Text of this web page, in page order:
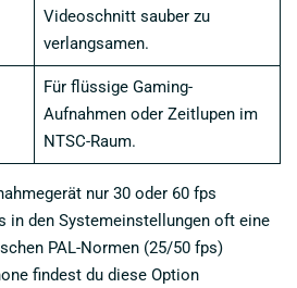
Videoschnitt sauber zu
verlangsamen.
Für flüssige Gaming-
Aufnahmen oder Zeitlupen im
NTSC-Raum.
nur 30 oder 60 fps
in den Systemeinstellungen oft eine
PAL-Normen (25/50 fps)
findest du diese Option